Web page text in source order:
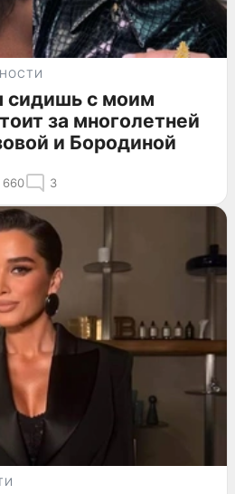
сидишь с моим
за многолетней
и Бородиной
660 3